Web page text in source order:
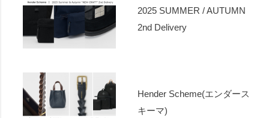
2025 SUMMER / AUTUMN
2nd Delivery
Hender Scheme(エンダース
キーマ)